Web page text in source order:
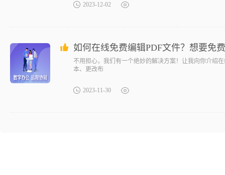
2023-12-02
如何在线免费编辑PDF文件？想要免
不用担心，我们有一个绝妙的解决方案！让我向你介绍
本、更改布
2023-11-30